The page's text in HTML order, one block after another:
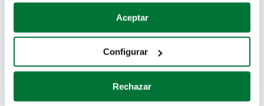
Si lo permite, también quisiéramos:
Recopilar información sobre su ubicación geográfica
Identificar su dispositivo analizándolo activamente
para buscar características específicas (huellas
Aceptar
Configurar
Rechazar
Coches de segunda mano
Coches de km0